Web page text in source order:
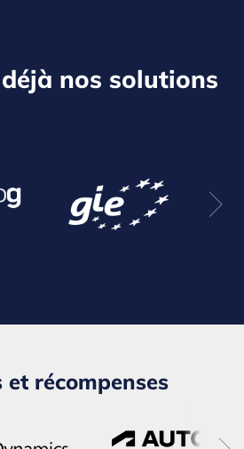
nos solutions
récompenses